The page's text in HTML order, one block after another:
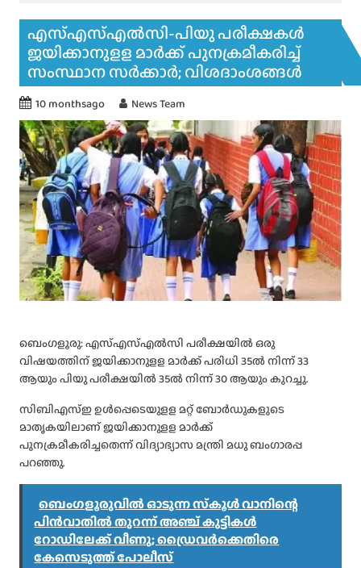
എസ്എസ്എല്‍സി-പിയു പരീക്ഷകൾ
ജയിക്കാനുളള മാര്‍ക്ക് പുനക്രമീകരിച്ച്
സംസ്ഥാന സർക്കാർ; വിശദാംശങ്ങൾ
10 monthsago News Team
ബെംഗളൂരു: എസ്എസ്എല്‍സി പരീക്ഷയില്‍ ഒരു
വിഷയത്തിന് ജയിക്കാനുളള മാര്‍ക്ക് പരിധി 35ല്‍ നിന്ന് 33
ആയും പിയു പരീക്ഷയില്‍ 35ല്‍ നിന്ന് 30 ആയും കുറച്ചു.
സിബിഎസ്ഇ ഉള്‍പ്പെടെയുളള മറ്റ് ബോര്‍ഡുകളുടെ
മാതൃകയിലാണ് ജയിക്കാനുളള മാര്‍ക്ക്
പുനക്രമീകരിച്ചതെന്ന് വിദ്യാഭ്യാസ മന്ത്രി മധു ബംഗാരപ്പ
പറഞ്ഞു.
ബെംഗളൂരുവിൽ ഓടുന്ന സ്‌കൂൾ വാനിന്റെ
പിൻവാതിൽ തുറന്ന് അഞ്ച് കുട്ടികൾ
റോഡിലേക്ക് വീണു; ഡ്രൈവർക്കെതിരെ
കേസെടുത്ത് പോലീസ്